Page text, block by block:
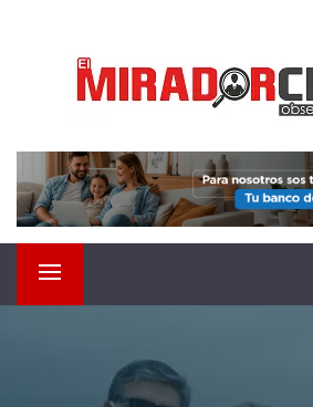
contenido
EL MIRADOR
Observá lo que pasa
Menú